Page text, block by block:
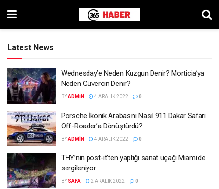
Latest News
Wednesday’e Neden Kuzgun Denir? Morticia’ya
Neden Güvercin Denir?
BYADMIN 4 ARALIK 2022 0
Porsche İkonik Arabasını Nasıl 911 Dakar Safari
Off-Roader’a Dönüştürdü?
BYADMIN 4 ARALIK 2022 0
THY’nin post-it’ten yaptığı sanat uçağı Miami’de
sergileniyor
BY SAFA 2 ARALIK 2022 0